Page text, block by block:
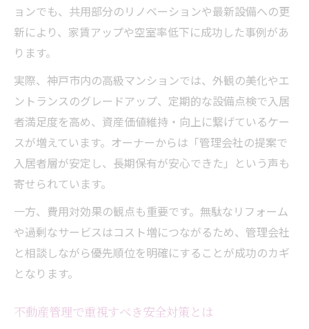
ョンでも、共用部分のリノベーションや最新設備への更
新により、家賃アップや空室率低下に成功した事例があ
ります。
実際、神戸市内の高級マンションでは、外観の美化やエ
ントランスのグレードアップ、定期的な設備点検で入居
者満足度を高め、資産価値維持・向上に繋げているケー
スが増えています。オーナーからは「管理会社の提案で
入居者層が安定し、長期保有が安心できた」という声も
寄せられています。
一方、費用対効果の観点も重要です。無駄なリフォーム
や過剰なサービスはコスト増につながるため、管理会社
と相談しながら優先順位を明確にすることが成功のカギ
となります。
不動産管理で重視すべき安全対策とは